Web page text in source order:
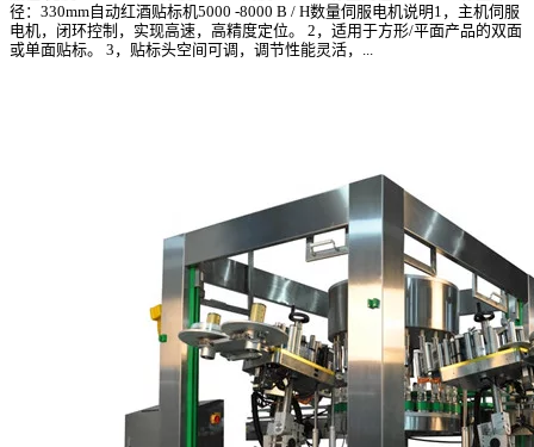
径：330mm自动红酒贴标机5000 -8000 B / H数量伺服电机说明1，主机伺服
电机，闭环控制，实现高速，高精度定位。 2，适用于方形/平面产品的双面
或单面贴标。 3，贴标头空间可调，调节性能灵活，...